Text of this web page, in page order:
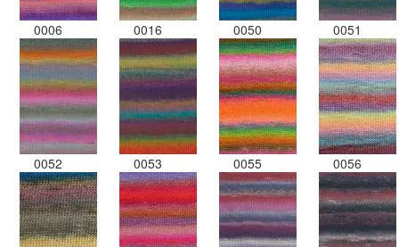
0006 0016 0050 0051
0052 0053 0055 0056